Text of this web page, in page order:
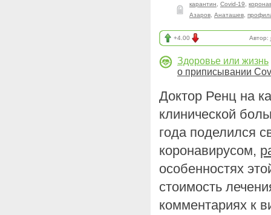
карантин Covid-19
Азаров Анаташев
+4.00 Автор:
Здоровье или жизнь
о приписывании
Доктор Ренц на
клинической
года поделился
коронавирусом,
особенностях
стоимость
комментариях к